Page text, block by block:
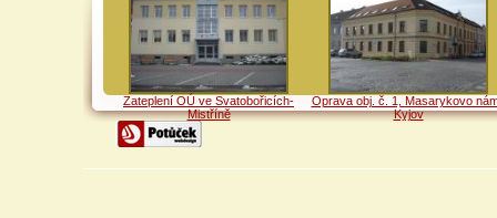
Zateplení OÚ ve Svatobořicích-
Mistříně
Oprava obj. č. 1, Masarykovo
Kyjov